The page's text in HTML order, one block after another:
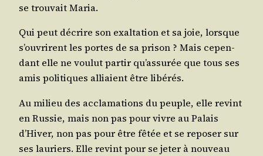
se trou­vait Maria.
Qui peut décrire son exal­ta­tion et sa joie, lorsque
s’ouvrirent les portes de sa pri­son ? Mais cepen­
dant elle ne vou­lut par­tir qu’assurée que tous ses
amis poli­tiques alliaient être libérés.
Au milieu des accla­ma­tions du peuple, elle revint
en Rus­sie, mais non pas pour vivre au Palais
d’Hiver, non pas pour être fêtée et se repo­ser sur
ses lau­riers. Elle revint pour se jeter à nou­veau